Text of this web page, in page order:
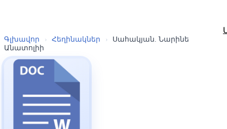
Գլխավոր › Հեղինակներ ›
Սահակյան. Նարինե
Անատոլիի